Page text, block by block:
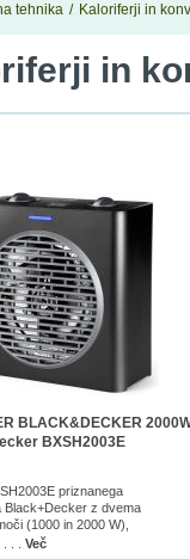
tehnika / Kaloriferji in
in
BLACK&DECKER
BXSH2003E
priznanega
Black+Decker z dvema
(1000 in 2000 W),
. . Več